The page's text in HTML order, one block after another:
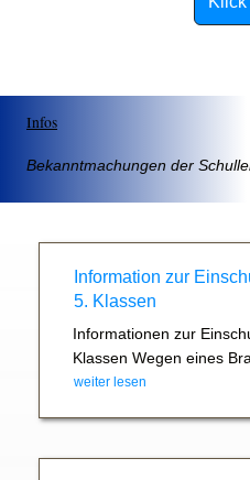
Infos
Bekanntmachungen der
Information zur
5. Klassen
Informationen zur
Klassen Wegen eines
weiter lesen